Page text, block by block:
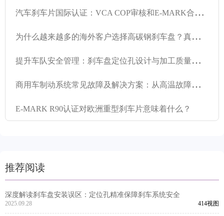
汽
车刹车片国际认证：VCA COP审核和E-MARK合规性详解
为
什么越来越多的海外客户选择高碳钢刹车盘？真实案例洞察
提
升车队安全管理：刹车盘定位孔设计与加工质量的实用解决方案
商
用车制动系统常见故障及解决方案：从高温故障到噪音和灰尘问题的完整指南
E-MARK R90认证对欧洲重型刹车片意味着什么？
推荐阅读
深度解读刹车盘安装误区：定位孔精准保障刹车系统安全
2025.09.28 414视图